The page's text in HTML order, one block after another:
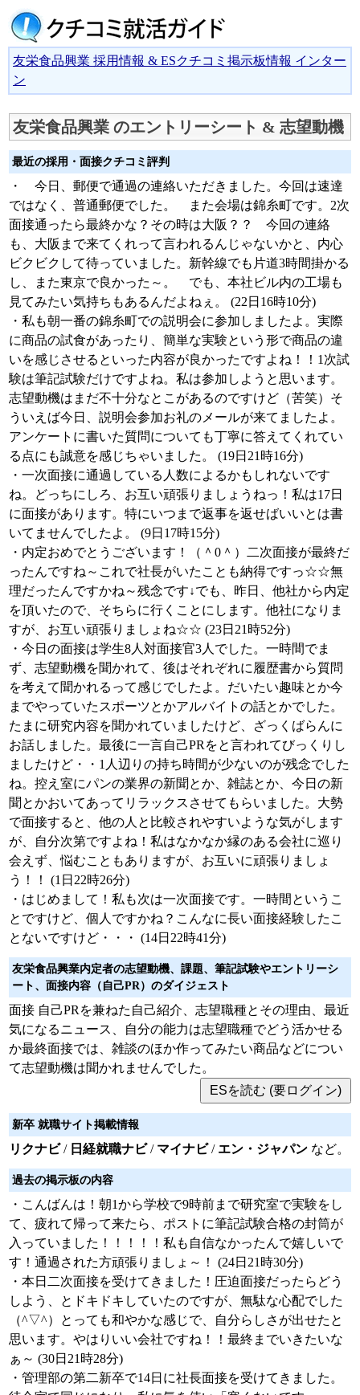
友栄食品興業 採用情報 & ESクチコミ掲示板情報 インター
ン
友栄食品興業 のエントリーシート & 志望動機
最近の採用・面接クチコミ評判
・ 今日、郵便で通過の連絡いただきました。今回は速達
ではなく、普通郵便でした。 また会場は錦糸町です。2次
面接通ったら最終かな？その時は大阪？？ 今回の連絡
も、大阪まで来てくれって言われるんじゃないかと、内心
ビクビクして待っていました。新幹線でも片道3時間掛かる
し、また東京で良かった～。 でも、本社ビル内の工場も
見てみたい気持ちもあるんだよねぇ。 (22日16時10分)
・私も朝一番の錦糸町での説明会に参加しましたよ。実際
に商品の試食があったり、簡単な実験という形で商品の違
いを感じさせるといった内容が良かったですよね！！1次試
験は筆記試験だけですよね。私は参加しようと思います。
志望動機はまだ不十分なとこがあるのですけど（苦笑）そ
ういえば今日、説明会参加お礼のメールが来てましたよ。
アンケートに書いた質問についても丁寧に答えてくれてい
る点にも誠意を感じちゃいました。 (19日21時16分)
・一次面接に通過している人数によるかもしれないです
ね。どっちにしろ、お互い頑張りましょうねっ！私は17日
に面接があります。特にいつまで返事を返せばいいとは書
いてませんでしたよ。 (9日17時15分)
・内定おめでとうございます！（＾0＾）二次面接が最終だ
ったんですね～これで社長がいたことも納得ですっ☆☆無
理だったんですかね～残念です↓でも、昨日、他社から内定
を頂いたので、そちらに行くことにします。他社になりま
すが、お互い頑張りましょね☆☆ (23日21時52分)
・今日の面接は学生8人対面接官3人でした。一時間でま
ず、志望動機を聞かれて、後はそれぞれに履歴書から質問
を考えて聞かれるって感じでしたよ。だいたい趣味とか今
までやっていたスポーツとかアルバイトの話とかでした。
たまに研究内容を聞かれていましたけど、ざっくばらんに
お話しました。最後に一言自己PRをと言われてびっくりし
ましたけど・・1人辺りの持ち時間が少ないのが残念でした
ね。控え室にパンの業界の新聞とか、雑誌とか、今日の新
聞とかおいてあってリラックスさせてもらいました。大勢
で面接すると、他の人と比較されやすいような気がします
が、自分次第ですよね！私はなかなか縁のある会社に巡り
会えず、悩むこともありますが、お互いに頑張りましょ
う！！ (1日22時26分)
・はじめまして！私も次は一次面接です。一時間というこ
とですけど、個人ですかね？こんなに長い面接経験したこ
とないですけど・・・ (14日22時41分)
友栄食品興業内定者の志望動機、課題、筆記試験やエントリーシ
ート、面接内容（自己PR）のダイジェスト
面接 自己PRを兼ねた自己紹介、志望職種とその理由、最近
気になるニュース、自分の能力は志望職種でどう活かせる
か最終面接では、雑談のほか作ってみたい商品などについ
て志望動機は聞かれませんでした。
新卒 就職サイト掲載情報
リクナビ/ 日経就職ナビ/ マイナビ/ エン・ジャパン など。
過去の掲示板の内容
・こんばんは！朝1から学校で9時前まで研究室で実験をし
て、疲れて帰って来たら、ポストに筆記試験合格の封筒が
入っていました！！！！！私も自信なかったんで嬉しいで
す！通過された方頑張りましょ～！ (24日21時30分)
・本日二次面接を受けてきました！圧迫面接だったらどう
しよう、とドキドキしていたのですが、無駄な心配でした
（^▽^）とっても和やかな感じで、自分らしさが出せたと
思います。やはりいい会社ですね！！最終までいきたいな
ぁ～ (30日21時28分)
・管理部の第二新卒で14日に社長面接を受けてきました。